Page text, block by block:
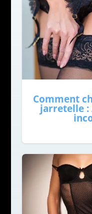
Comment
jarretelle :